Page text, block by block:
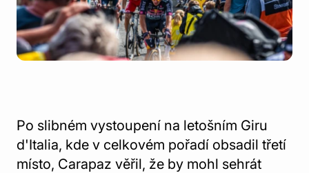
Po slibném vystoupení na letošním Giru
d'Italia, kde v celkovém pořadí obsadil třetí
místo, Carapaz věřil, že by mohl sehrát